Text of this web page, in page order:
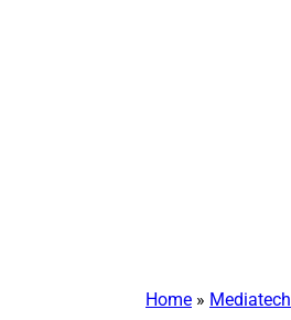
Home » Mediatech